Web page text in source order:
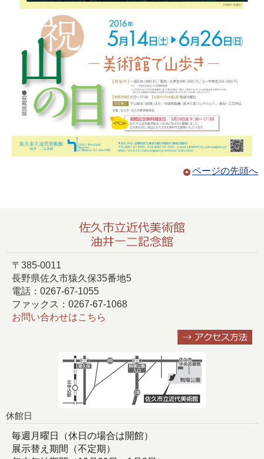
ページの先頭へ
〒385-0011
長野県佐久市猿久保35番地5
電話：0267-67-1055
ファックス：0267-67-1068
お問い合わせはこちら
休館日
毎週月曜日（休日の場合は開館）
展示替え期間（不定期）